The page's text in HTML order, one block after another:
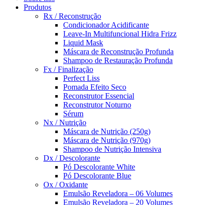
Produtos
Rx / Reconstrução
Condicionador Acidificante
Leave-In Multifuncional Hidra Frizz
Liquid Mask
Máscara de Reconstrução Profunda
Shampoo de Restauração Profunda
Fx / Finalização
Perfect Liss
Pomada Efeito Seco
Reconstrutor Essencial
Reconstrutor Noturno
Sérum
Nx / Nutrição
Máscara de Nutrição (250g)
Máscara de Nutrição (970g)
Shampoo de Nutrição Intensiva
Dx / Descolorante
Pó Descolorante White
Pó Descolorante Blue
Ox / Oxidante
Emulsão Reveladora – 06 Volumes
Emulsão Reveladora – 20 Volumes